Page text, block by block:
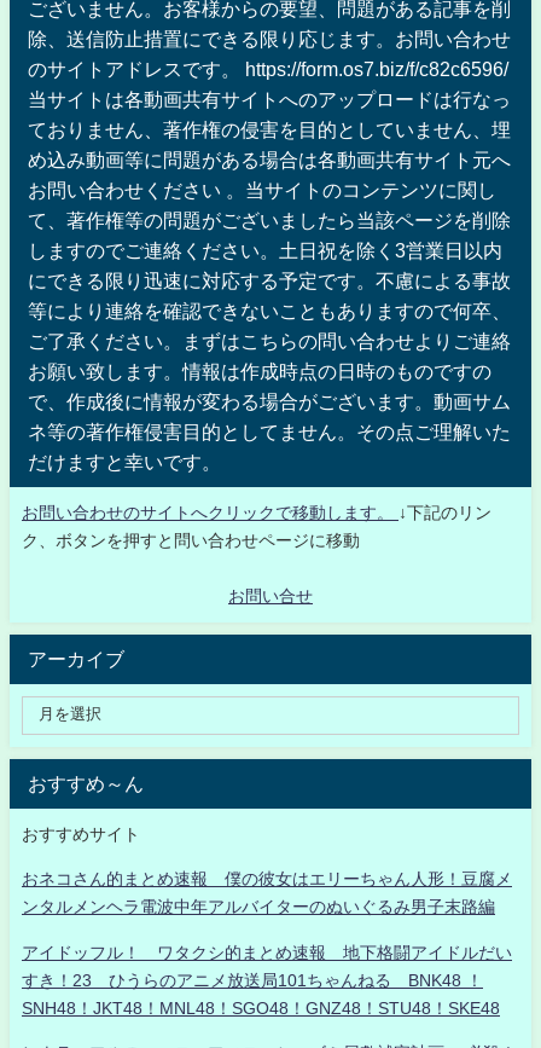
ございません。お客様からの要望、問題がある記事を削
除、送信防止措置にできる限り応じます。お問い合わせ
のサイトアドレスです。 https://form.os7.biz/f/c82c6596/
当サイトは各動画共有サイトへのアップロードは行なっ
ておりません、著作権の侵害を目的としていません、埋
め込み動画等に問題がある場合は各動画共有サイト元へ
お問い合わせください 。当サイトのコンテンツに関し
て、著作権等の問題がございましたら当該ページを削除
しますのでご連絡ください。土日祝を除く3営業日以内
にできる限り迅速に対応する予定です。不慮による事故
等により連絡を確認できないこともありますので何卒、
ご了承ください。まずはこちらの問い合わせよりご連絡
お願い致します。情報は作成時点の日時のものですの
で、作成後に情報が変わる場合がございます。動画サム
ネ等の著作権侵害目的としてません。その点ご理解いた
だけますと幸いです。
お問い合わせのサイトへクリックで移動します。
↓下記のリン
ク、ボタンを押すと問い合わせページに移動
お問い合せ
アーカイブ
おすすめ～ん
おすすめサイト
おネコさん的まとめ速報 僕の彼女はエリーちゃん人形！豆腐メ
ンタルメンヘラ電波中年アルバイターのぬいぐるみ男子末路編
アイドッフル！ ワタクシ的まとめ速報 地下格闘アイドルだい
すき！23 ひうらのアニメ放送局101ちゃんねる BNK48 ！
SNH48！JKT48！MNL48！SGO48！GNZ48！STU48！SKE48